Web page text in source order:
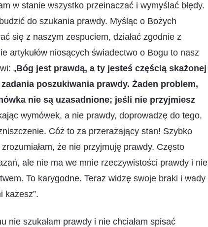
w stanie wszystko przeinaczać i wymyślać błędy.
do szukania prawdy. Myśląc o Bożych
się z naszym zespuciem, działać zgodnie z
artykułów niosących świadectwo o Bogu to nasz
„Bóg jest prawdą, a ty jesteś częścią skażonej
poszukiwania prawdy. Żaden problem,
nie są uzasadnione; jeśli nie przyjmiesz
wymówek, a nie prawdy, doprowadzę do tego,
Cóż to za przerażający stan! Szybko
że nie przyjmuję prawdy. Często
ale nie ma we mnie rzeczywistości prawdy i nie
To karygodne. Teraz widzę swoje braki i wady
każesz”.
nie szukałam prawdy i nie chciałam spisać